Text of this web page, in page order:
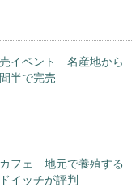
イベント 名産地から
半で完売
フェ 地元で養殖する
イッチが評判